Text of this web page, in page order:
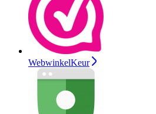
WebwinkelKeur